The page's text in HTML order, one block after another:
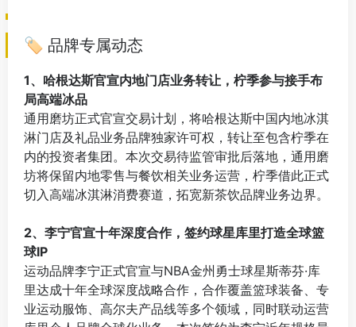
🏷️ 品牌专属动态
1、哈根达斯官宣内地门店业务转让，柠季参与接手布
局高端冰品
通用磨坊正式官宣交易计划，将哈根达斯中国内地冰淇
淋门店及礼品业务品牌独家许可权，转让至包含柠季在
内的投资者集团。本次交易待监管审批后落地，通用磨
坊将保留内地零售与餐饮相关业务运营，柠季借此正式
切入高端冰淇淋消费赛道，拓宽新茶饮品牌业务边界。
2、李宁官宣十年深度合作，签约球星库里打造全球篮
球IP
运动品牌李宁正式官宣与NBA金州勇士球星斯蒂芬·库
里达成十年全球深度战略合作，合作覆盖篮球装备、专
业运动服饰、高尔夫产品线等多个领域，同时联动运营